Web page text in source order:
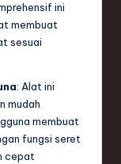
ini
membuat
sesuai
: Alat ini
mudah
membuat
fungsi seret
cepat